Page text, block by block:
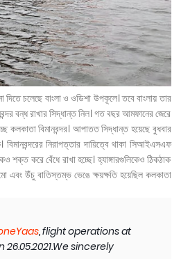
চলেছে বাংলা ও ওডিশা উপকূলে। তবে বাংলায় তার
বন্ধ রাখার সিদ্ধান্ত নিল। গত বছর আমফানের জেরে
কলকাতা বিমানবন্দর। আপাতত সিদ্ধান্ত হয়েছে বুধবার
নিরাপত্তার দায়িত্বে থাকা সিআইএসএফ
শক্ত করে বেঁধে রাখা হচ্ছে। হ্যাঙ্গারগুলিকেও ঠিকঠাক
এবং উঁচু বাতিস্তম্ভ ভেঙে ক্ষয়ক্ষতি হয়েছিল কলকাতা
, flight operations at
sincerely